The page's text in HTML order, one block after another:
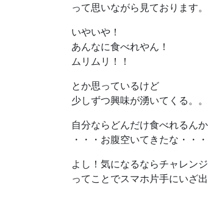
って思いながら見ております。
いやいや！
あんなに食べれやん！
ムリムリ！！
とか思っているけど
少しずつ興味が湧いてくる。。
自分ならどんだけ食べれるんか
・・・お腹空いてきたな・・・
よし！気になるならチャレン
ってことでスマホ片手にいざ出